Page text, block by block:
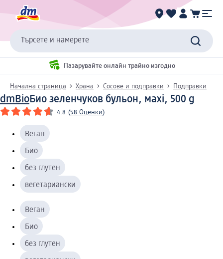
Търсете и намерете
Пазарувайте онлайн трайно изгодно
Начална страница Храна Сосове и подправки Подправки
dmBioБио зеленчуков бульон, маxi, 500 g
4.8 (58 Оценки)
Веган
Био
без глутен
вегетариански
Веган
Био
без глутен